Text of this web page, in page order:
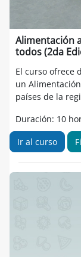
Alimentación
todos (2da
El curso ofrece
un
países de la
Duración: 10
Ir al curso